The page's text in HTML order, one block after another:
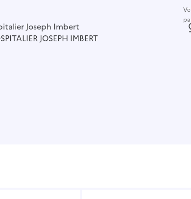
Joseph Imbert
JOSEPH IMBERT